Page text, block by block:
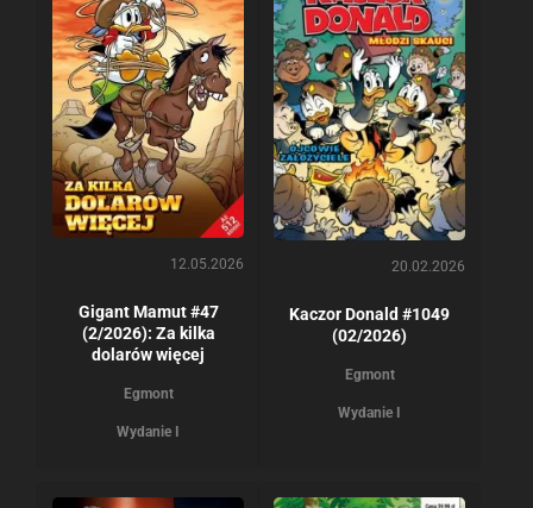
12.05.2026
Gigant Mamut #47
(2/2026): Za kilka
dolarów więcej
Egmont
Wydanie I
20.02.2026
Kaczor Donald #1049
(02/2026)
Egmont
Wydanie I